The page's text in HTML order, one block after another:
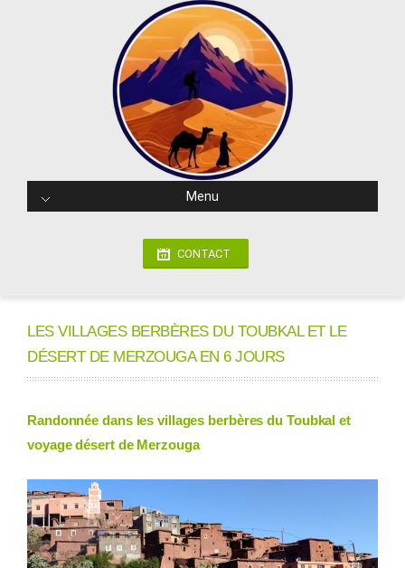
Menu
CONTACT
LES VILLAGES BERBÈRES DU TOUBKAL ET LE
DÉSERT DE MERZOUGA EN 6 JOURS
Randonnée dans les villages berbères du Toubkal et
voyage désert de Merzouga